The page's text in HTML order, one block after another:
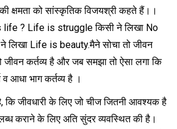
क्षमता को सांस्कृतिक विजयश्री कहते हैं।।
life ? Life is struggle किसी ने लिखा No
लिखा Life is beauty.मैने सोचा तो जीवन
जीवन कर्तव्य है और जब समझा तो ऐसा लगा कि
आधा भाग कर्तव्य है ।
कि जीवधारी के लिए जो चीज जितनी आवश्यक है
कराने के लिए अति सुंदर व्यवस्थित की है।